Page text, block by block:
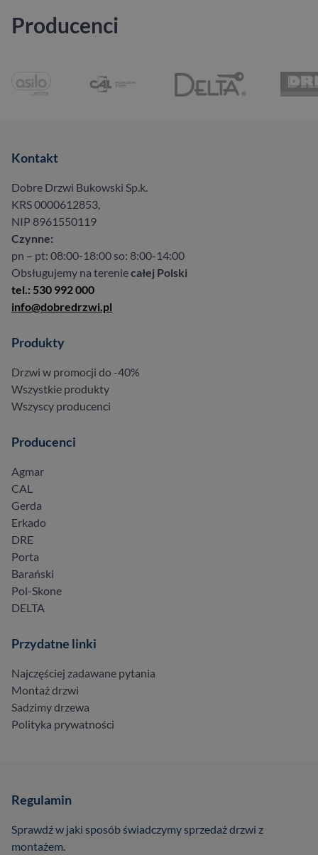
Producenci
Kontakt
Dobre Drzwi Bukowski Sp.k.
KRS 0000612853,
NIP 8961550119
Czynne:
pn – pt: 08:00-18:00 so: 8:00-14:00
Obsługujemy na tereniecałej Polski
tel.: 530 992 000
info@dobredrzwi.pl
Produkty
Drzwi w promocji do -40%
Wszystkie produkty
Wszyscy producenci
Producenci
Agmar
CAL
Gerda
Erkado
DRE
Porta
Barański
Pol-Skone
DELTA
Przydatne linki
Najczęściej zadawane pytania
Montaż drzwi
Sadzimy drzewa
Polityka prywatności
Regulamin
Sprawdź w jaki sposób świadczymy sprzedaż drzwi z
montażem.